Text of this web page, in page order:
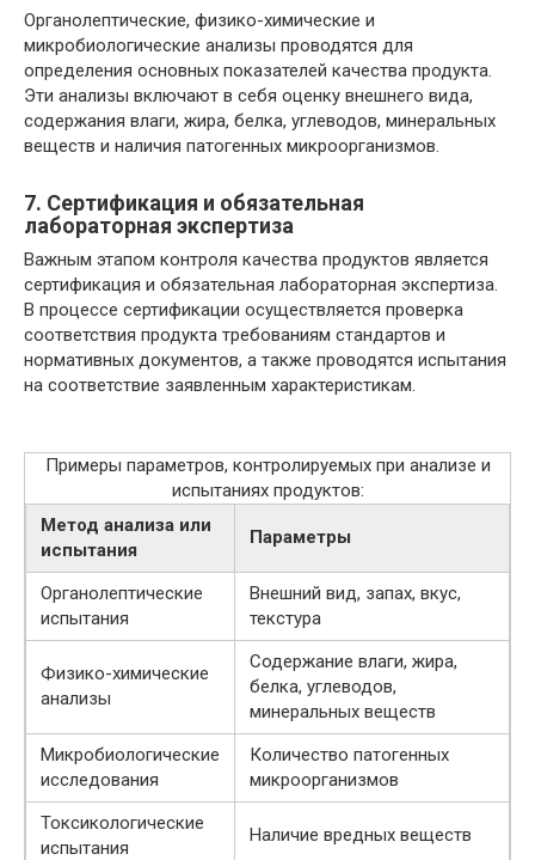
Органолептические, физико-химические и
микробиологические анализы проводятся для
определения основных показателей качества продукта.
Эти анализы включают в себя оценку внешнего вида,
содержания влаги, жира, белка, углеводов, минеральных
веществ и наличия патогенных микроорганизмов.
7. Сертификация и обязательная
лабораторная экспертиза
Важным этапом контроля качества продуктов является
сертификация и обязательная лабораторная экспертиза.
В процессе сертификации осуществляется проверка
соответствия продукта требованиям стандартов и
нормативных документов, а также проводятся испытания
на соответствие заявленным характеристикам.
Примеры параметров, контролируемых при анализе и
испытаниях продуктов:
Метод анализа или
испытания
Параметры
Органолептические
испытания
Внешний вид, запах, вкус,
текстура
Физико-химические
анализы
Содержание влаги, жира,
белка, углеводов,
минеральных веществ
Микробиологические
исследования
Количество патогенных
микроорганизмов
Токсикологические
испытания
Наличие вредных веществ